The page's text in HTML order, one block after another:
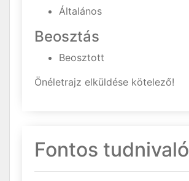
Általános
Beosztás
Beosztott
Önéletrajz elküldése kötelező!
Fontos tudnivaló